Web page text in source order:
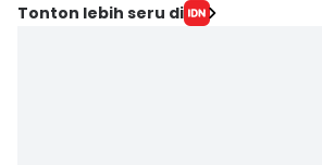
Tonton lebih seru di